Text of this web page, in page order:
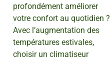
profondément améliorer
votre confort au quotidien ?
Avec l’augmentation des
températures estivales,
choisir un climatiseur